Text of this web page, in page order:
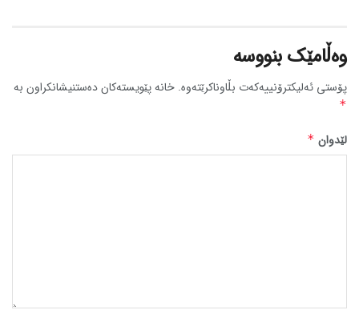
وەڵامێک بنووسە
پۆستی ئەلیکترۆنییەکەت بڵاوناکرێتەوە. خانە پێویستەکان دەستنیشانکراون بە
*
لێدوان *